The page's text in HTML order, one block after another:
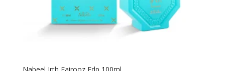
Nabeel Irth Fairooz Edp 100ml